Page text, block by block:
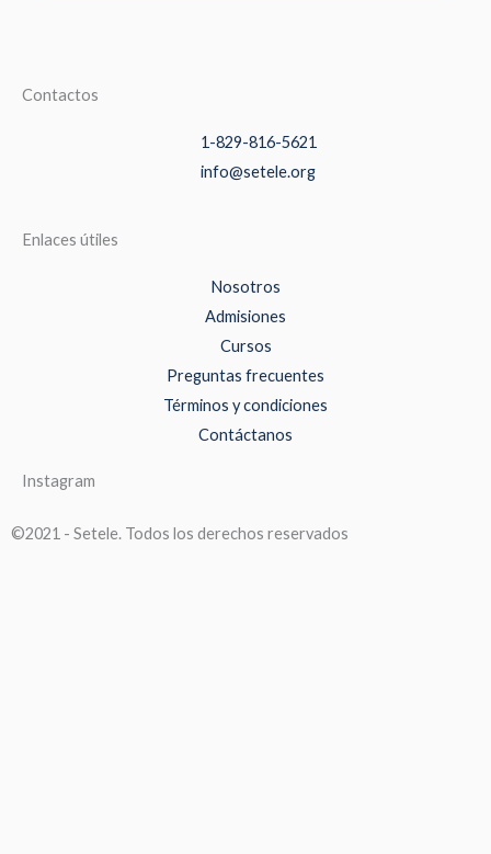
Contactos
1-829-816-5621
info@setele.org
Enlaces útiles
Nosotros
Admisiones
Cursos
Preguntas frecuentes
Términos y condiciones
Contáctanos
Instagram
©2021 - Setele. Todos los derechos reservados